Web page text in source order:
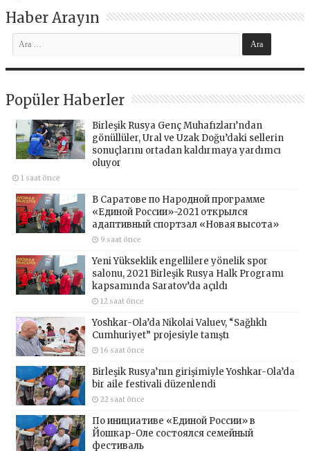
Haber Arayın
Popüler Haberler
Birleşik Rusya Genç Muhafızları’ndan
gönüllüler, Ural ve Uzak Doğu’daki sellerin
sonuçlarını ortadan kaldırmaya yardımcı
oluyor
1 saat önce
В Саратове по Народной программе
«Единой России»-2021 открылся
адаптивный спортзал «Новая высота»
9 saat önce
Yeni Yükseklik engellilere yönelik spor
salonu, 2021 Birleşik Rusya Halk Programı
kapsamında Saratov’da açıldı
12 saat önce
Yoshkar-Ola’da Nikolai Valuev, “Sağlıklı
Cumhuriyet” projesiyle tanıştı
16 saat önce
Birleşik Rusya’nın girişimiyle Yoshkar-Ola’da
bir aile festivali düzenlendi
22 saat önce
По инициативе «Единой России» в
Йошкар-Оле состоялся семейный
фестиваль